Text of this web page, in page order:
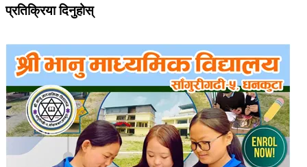
प्रतिक्रिया दिनुहोस्